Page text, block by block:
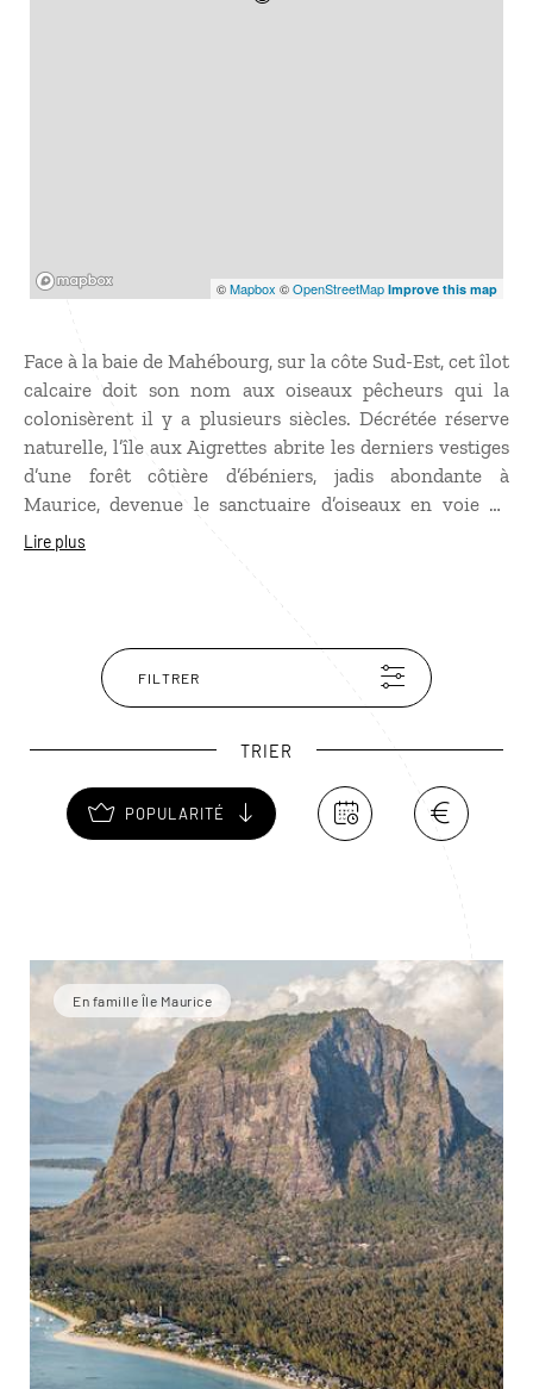
©Mapbox ©OpenStreetMap Improve this map
Face à la baie de Mahébourg, sur la côte Sud-Est, cet îlot
calcaire doit son nom aux oiseaux pêcheurs qui la
colonisèrent il y a plusieurs siècles. Décrétée réserve
naturelle, l’île aux Aigrettes abrite les derniers vestiges
d’une forêt côtière d’ébéniers, jadis abondante à
Maurice, devenue le sanctuaire d’oiseaux en voie de
disparition. En compagnie de guides, vous pourrez
Lire plus
FILTRER
TRIER
POPULARITÉ
En famille Île Maurice